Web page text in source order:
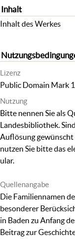
Inhalt
Inhalt des Werkes
Lizenz
Public Domain Mark
Nutzung
Bitte nennen Sie als
Landesbibliothek.
Auflösung
nutzen Sie bitte das
ular.
Quellenangabe
Die Familiennamen
besonderer
in Baden zu Anfang
Beitrag zur